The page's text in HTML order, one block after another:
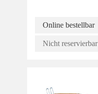
Online bestellbar
Nicht reservierbar